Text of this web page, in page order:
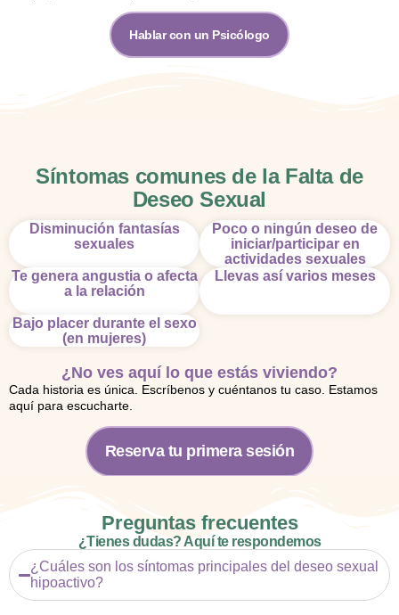
Hablar con un Psicólogo
Síntomas comunes de la Falta de
Deseo Sexual
Disminución fantasías
sexuales
Poco o ningún deseo de
iniciar/participar en
actividades sexuales
Te genera angustia o afecta
a la relación
Llevas así varios meses
Bajo placer durante el sexo
(en mujeres)
¿No ves aquí lo que estás viviendo?
Cada historia es única. Escríbenos y cuéntanos tu caso. Estamos
aquí para escucharte.
Reserva tu primera sesión
Preguntas frecuentes
¿Tienes dudas? Aquí te respondemos
¿Cuáles son los síntomas principales del deseo sexual
hipoactivo?